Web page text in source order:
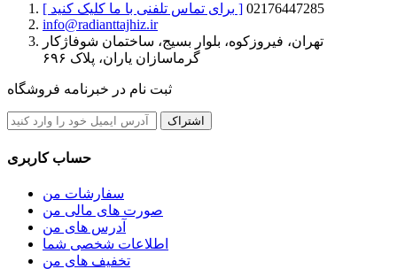
[ برای تماس تلفنی با ما کلیک کنید ] 02176447285
info@radianttajhiz.ir
تهران، فیروزکوه، بلوار بسیج، ساختمان شوفاژکار
گرماسازان یاران، پلاک ۶۹۶
ثبت نام در خبرنامه فروشگاه
اشتراک
حساب کاربری
سفارشات من
صورت های مالی من
آدرس های من
اطلاعات شخصی شما
تخفیف های من